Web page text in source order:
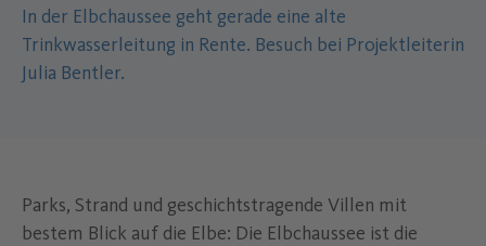
In der Elbchaussee geht gerade eine alte
Trinkwasserleitung in Rente. Besuch bei Projektleiterin
Julia Bentler.
Parks, Strand und geschichtstragende Villen mit
bestem Blick auf die Elbe: Die Elbchaussee ist die